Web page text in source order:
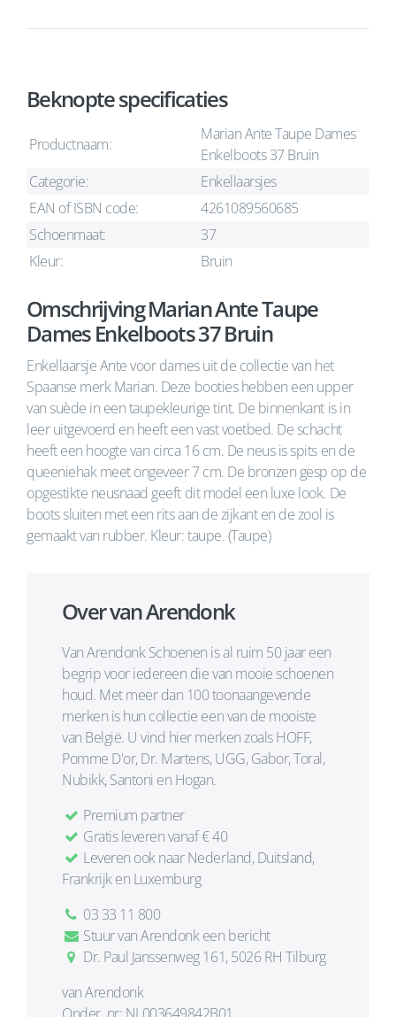
Beknopte specificaties
Productnaam:
Marian Ante Taupe Dames
Enkelboots 37 Bruin
Categorie:
Enkellaarsjes
EAN of ISBN code:
4261089560685
Schoenmaat:
37
Kleur:
Bruin
Omschrijving Marian Ante Taupe
Dames Enkelboots 37 Bruin
Enkellaarsje Ante voor dames uit de collectie van het
Spaanse merk Marian. Deze booties hebben een upper
van suède in een taupekleurige tint. De binnenkant is in
leer uitgevoerd en heeft een vast voetbed. De schacht
heeft een hoogte van circa 16 cm. De neus is spits en de
queeniehak meet ongeveer 7 cm. De bronzen gesp op de
opgestikte neusnaad geeft dit model een luxe look. De
boots sluiten met een rits aan de zijkant en de zool is
gemaakt van rubber. Kleur: taupe. (Taupe)
Over van Arendonk
Van Arendonk Schoenen is al ruim 50 jaar een
begrip voor iedereen die van mooie schoenen
houd. Met meer dan 100 toonaangevende
merken is hun collectie een van de mooiste
van België. U vind hier merken zoals HOFF,
Pomme D'or, Dr. Martens, UGG, Gabor, Toral,
Nubikk, Santoni en Hogan.
Premium partner
Gratis leveren vanaf € 40
Leveren ook naar Nederland, Duitsland,
Frankrijk en Luxemburg
03 33 11 800
Stuur van Arendonk een bericht
Dr. Paul Janssenweg 161, 5026 RH Tilburg
van Arendonk